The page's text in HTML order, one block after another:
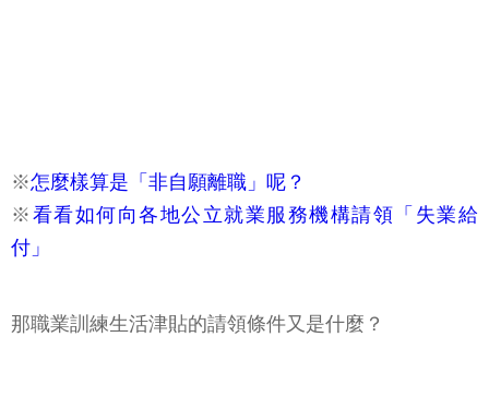
※怎麼樣算是「非自願離職」呢？
※ 看看如何向各地公立就業服務機構請領「失業給
付」
那職業訓練生活津貼的請領條件又是什麼？